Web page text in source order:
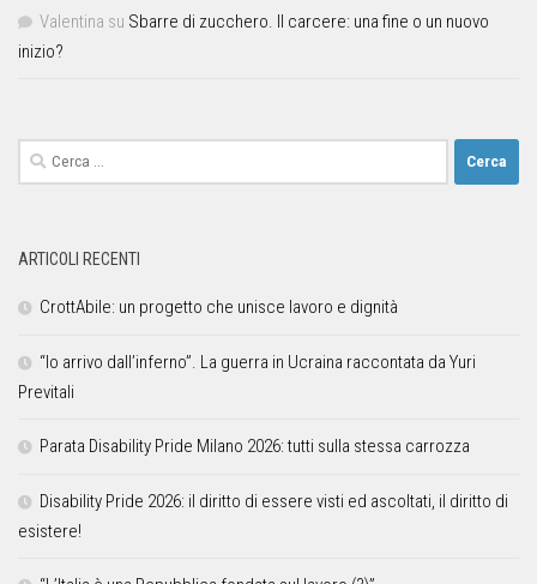
Valentina su Sbarre di zucchero. Il carcere: una fine o un nuovo
inizio?
ARTICOLI RECENTI
CrottAbile: un progetto che unisce lavoro e dignità
“Io arrivo dall’inferno”. La guerra in Ucraina raccontata da Yuri
Previtali
Parata Disability Pride Milano 2026: tutti sulla stessa carrozza
Disability Pride 2026: il diritto di essere visti ed ascoltati, il diritto di
esistere!